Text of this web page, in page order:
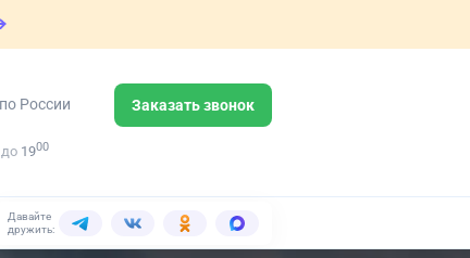
России Заказать звонок
до 1900
Давайте
дружить: